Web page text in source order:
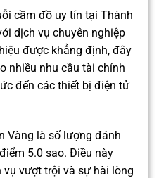
cầm đồ uy tín tại Thành
dịch vụ chuyên nghiệp
được khẳng định, đây
nhiều nhu cầu tài chính
đến các thiết bị điện tử
Vàng là số lượng đánh
5.0 sao. Điều này
vượt trội và sự hài lòng